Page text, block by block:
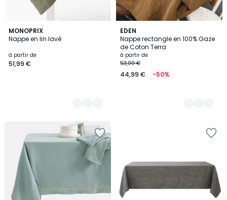
MONOPRIX
Nappe en lin lavé
à partir de
51,99 €
4
Couleurs
EDEN
Nappe rectangle en 100% Gaze
de Coton Terra
à partir de
53,00 €
44,99 € -50%
18
Couleurs